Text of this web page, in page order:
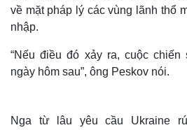
về mặt pháp lý các vùng lãnh thổ
nhập.
“Nếu điều đó xảy ra, cuộc chiến
ngày hôm sau”, ông Peskov nói.
Nga từ lâu yêu cầu Ukraine